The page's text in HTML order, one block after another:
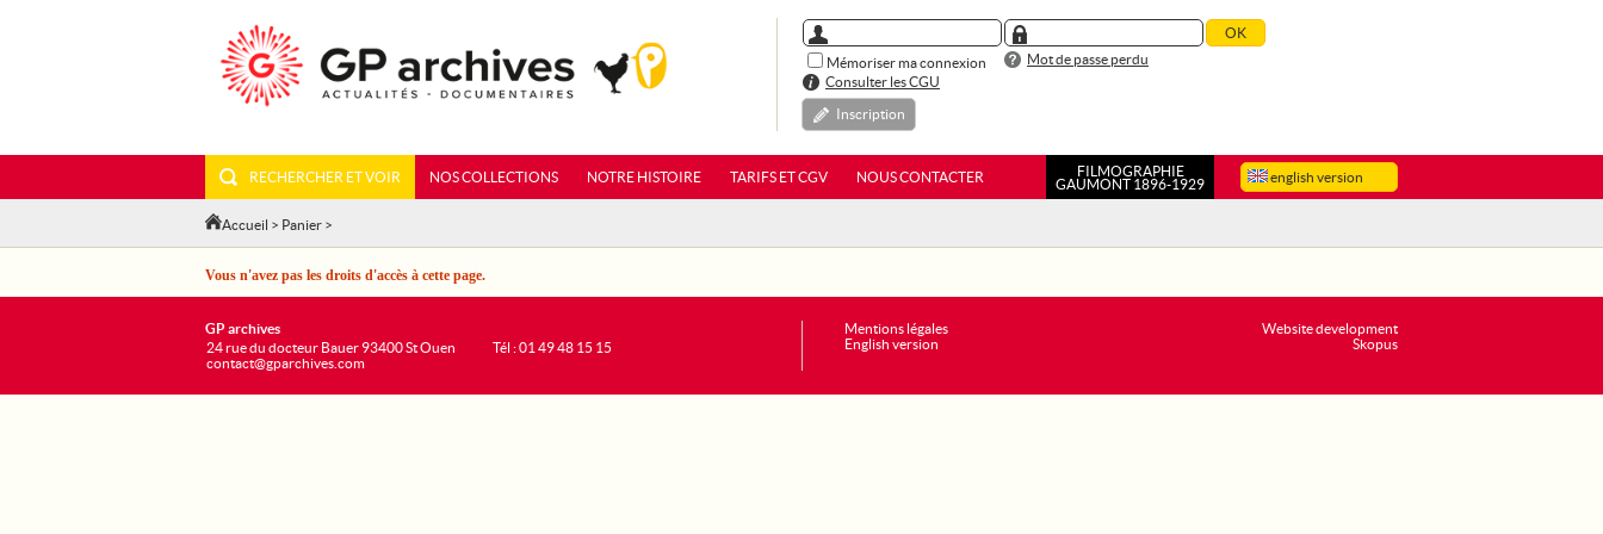
Mémoriser ma connexion
Mot de passe perdu
Consulter les CGU
Inscription
english version
RECHERCHER ET VOIR NOS COLLECTIONS NOTRE HISTOIRE TARIFS ET CGV NOUS CONTACTER
FILMOGRAPHIE
GAUMONT 1896-1929
Accueil > Panier >
Vous n'avez pas les droits d'accès à cette page.
Website development
Skopus
GP archives
24 rue du docteur Bauer 93400 St Ouen
contact@gparchives.com
Tél : 01 49 48 15 15
Mentions légales
English version